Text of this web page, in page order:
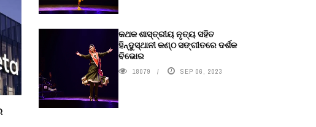
କଥକ ଶାସ୍ତ୍ରୀୟ ନୃତ୍ୟ ସହିତ
ହିନ୍ଦୁସ୍ଥାନୀ କଣ୍ଠ ସଙ୍ଗୀତରେ ଦର୍ଶକ
ବିଭୋର
18079 SEP 06, 2023